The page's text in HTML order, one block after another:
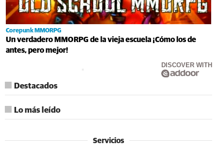
Corepunk MMORPG
Un verdadero MMORPG de la vieja escuela ¡Cómo los de
antes, pero mejor!
DISCOVER WITH
Destacados
Lo más leído
Servicios